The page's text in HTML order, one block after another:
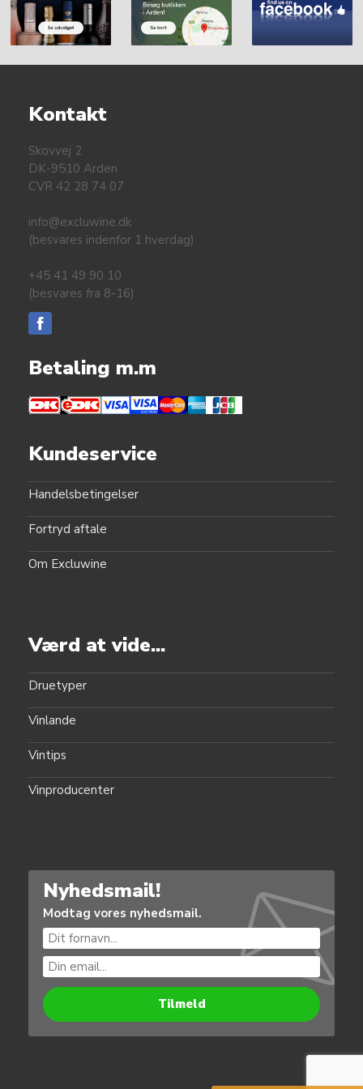
Kontakt
Skovvej 2
DK-9510 Arden
CVR 42 28 74 07
info@excluwine.dk
(besvares indenfor 1 hverdag)
+45 41 49 90 10
(besvares fra 8-16)
Betaling m.m
Kundeservice
Handelsbetingelser
Fortryd aftale
Om Excluwine
Værd at vide...
Druetyper
Vinlande
Vintips
Vinproducenter
Nyhedsmail!
Modtag vores nyhedsmail.